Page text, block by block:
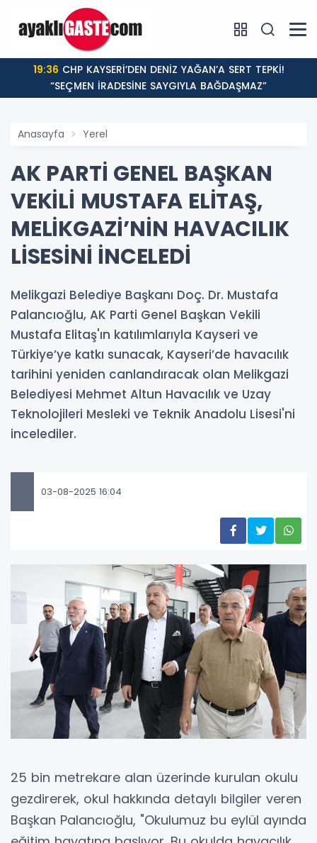
19:36
“SEÇMEN İRADESİNE SAYGIYLA BAĞDAŞMAZ”
Anasayfa Yerel
AK PARTİ GENEL BAŞKAN
VEKİLİ MUSTAFA ELİTAŞ,
MELİKGAZİ’NİN HAVACILIK
LİSESİNİ İNCELEDİ
Melikgazi Belediye Başkanı Doç. Dr. Mustafa
Palancıoğlu, AK Parti Genel Başkan Vekili
Mustafa Elitaş'ın katılımlarıyla Kayseri ve
Türkiye’ye katkı sunacak, Kayseri’de havacılık
tarihini yeniden canlandıracak olan Melikgazi
Belediyesi Mehmet Altun Havacılık ve Uzay
Teknolojileri Mesleki ve Teknik Anadolu Lisesi'ni
incelediler.
03-08-2025 16:04
25 bin metrekare alan üzerinde kurulan okulu
gezdirerek, okul hakkında detaylı bilgiler veren
Başkan Palancıoğlu, "Okulumuz bu eylül ayında